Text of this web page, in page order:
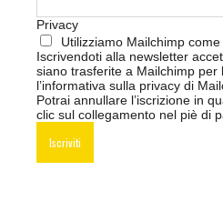
Privacy
Utilizziamo Mailchimp
Iscrivendoti alla newsletter
siano trasferite a Mailchimp per
l’informativa sulla privacy di
Potrai annullare l’iscrizione in
clic sul collegamento nel piè di